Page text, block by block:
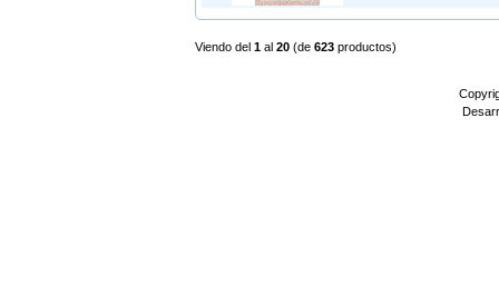
Viendo del 1 al 20 (de 623 productos)